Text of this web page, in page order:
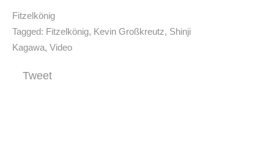
Fitzelkönig
Tagged: Fitzelkönig, Kevin Großkreutz, Shinji
Kagawa, Video
Tweet